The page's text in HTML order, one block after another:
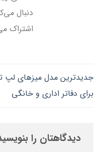
دنبال
اشتراک
جدیدترین مدل میزهای لپ
برای دفاتر اداری و خانگی
دیدگاهتان را